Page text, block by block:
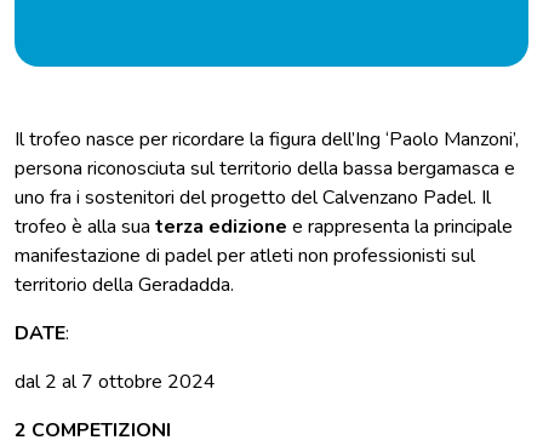
Il trofeo nasce per ricordare la figura dell’Ing ‘Paolo Manzoni’,
persona riconosciuta sul territorio della bassa bergamasca e
uno fra i sostenitori del progetto del Calvenzano Padel. Il
trofeo è alla sua terza edizione e rappresenta la principale
manifestazione di padel per atleti non professionisti sul
territorio della Geradadda.
DATE:
dal 2 al 7 ottobre 2024
2 COMPETIZIONI